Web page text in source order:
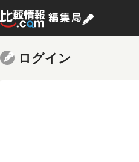
ログイン